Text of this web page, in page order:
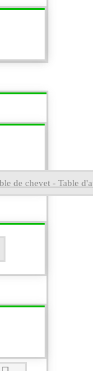
de chevet - Table